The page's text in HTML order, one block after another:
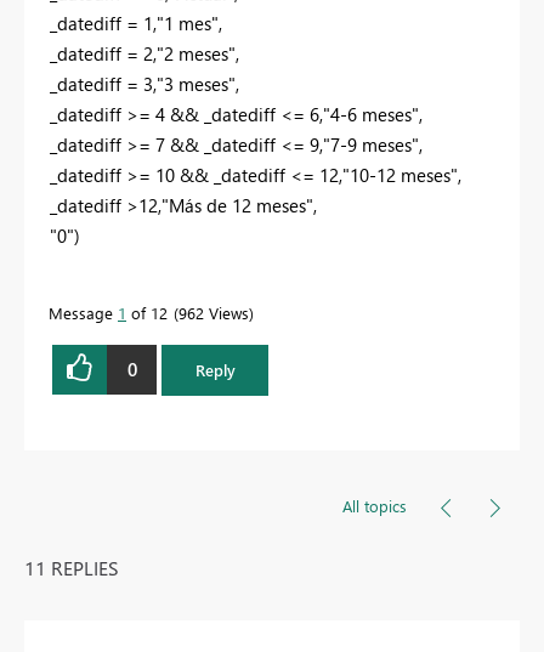
_datediff = 1,"1 mes",
_datediff = 2,"2 meses",
_datediff = 3,"3 meses",
_datediff >= 4 && _datediff <= 6,"4-6 meses",
_datediff >= 7 && _datediff <= 9,"7-9 meses",
_datediff >= 10 && _datediff <= 12,"10-12 meses",
_datediff >12,"Más de 12 meses",
"0")
Message 1 of 12 962 Views
0 Reply
All topics
11 REPLIES